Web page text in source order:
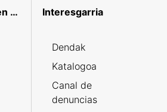
Kontratatzailearen profila Interesgarria
Dendak
Katalogoa
Canal de
denuncias